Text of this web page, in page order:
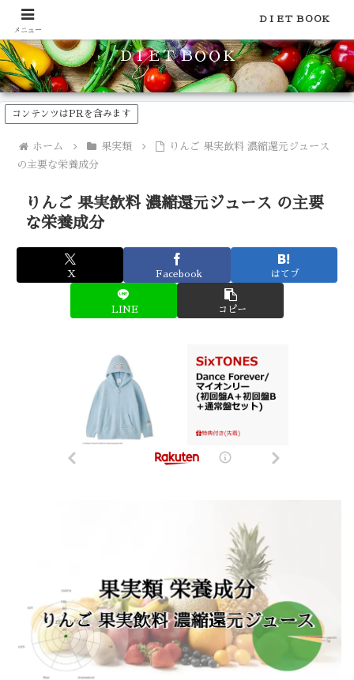
食品のカロリーや糖質などの栄養素がわかる！健康やダイエットに
ＤＩＥＴ ＢＯＯＫ
コンテンツはPRを含みます
ホーム 果実類
りんご 果実飲料 濃縮還元ジュース
の主要な栄養成分
りんご 果実飲料 濃縮還元ジュース の主要
な栄養成分
X Facebook はてブ
LINE コピー
メニュー
ＤＩＥＴ ＢＯＯＫ